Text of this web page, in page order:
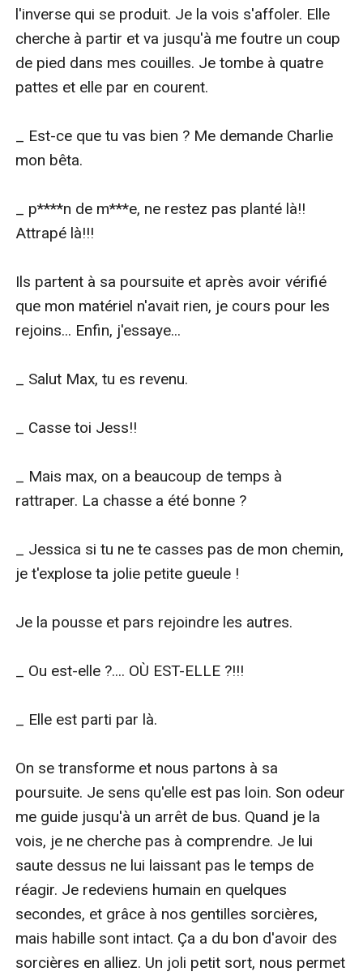
l'inverse qui se produit. Je la vois s'affoler. Elle
cherche à partir et va jusqu'à me foutre un coup
de pied dans mes couilles. Je tombe à quatre
pattes et elle par en courent.
_ Est-ce que tu vas bien ? Me demande Charlie
mon bêta.
_ p****n de m***e, ne restez pas planté là!!
Attrapé là!!!
Ils partent à sa poursuite et après avoir vérifié
que mon matériel n'avait rien, je cours pour les
rejoins... Enfin, j'essaye...
_ Salut Max, tu es revenu.
_ Casse toi Jess!!
_ Mais max, on a beaucoup de temps à
rattraper. La chasse a été bonne ?
_ Jessica si tu ne te casses pas de mon chemin,
je t'explose ta jolie petite gueule !
Je la pousse et pars rejoindre les autres.
_ Ou est-elle ?.... OÙ EST-ELLE ?!!!
_ Elle est parti par là.
On se transforme et nous partons à sa
poursuite. Je sens qu'elle est pas loin. Son odeur
me guide jusqu'à un arrêt de bus. Quand je la
vois, je ne cherche pas à comprendre. Je lui
saute dessus ne lui laissant pas le temps de
réagir. Je redeviens humain en quelques
secondes, et grâce à nos gentilles sorcières,
mais habille sont intact. Ça a du bon d'avoir des
sorcières en alliez. Un joli petit sort, nous permet